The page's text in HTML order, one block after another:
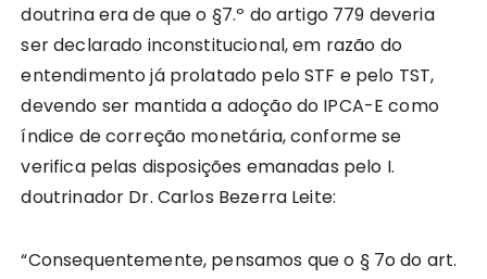
doutrina era de que o §7.º do artigo 779 deveria
ser declarado inconstitucional, em razão do
entendimento já prolatado pelo STF e pelo TST,
devendo ser mantida a adoção do IPCA-E como
índice de correção monetária, conforme se
verifica pelas disposições emanadas pelo I.
doutrinador Dr. Carlos Bezerra Leite:
“Consequentemente, pensamos que o § 7o do art.